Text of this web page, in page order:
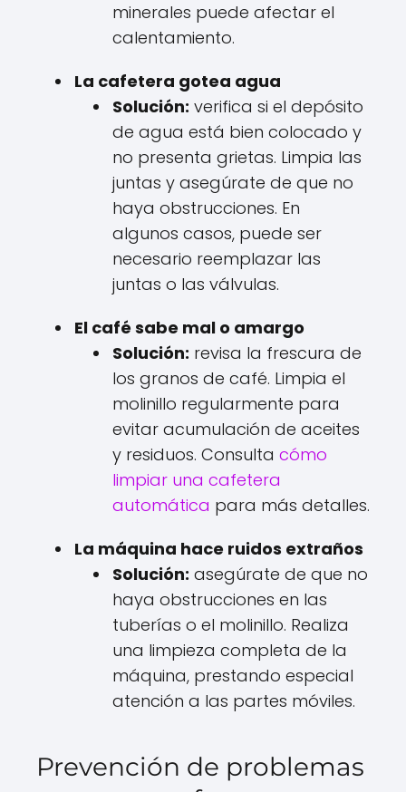
minerales puede afectar el
calentamiento.
La cafetera gotea agua
Solución: verifica si el depósito
de agua está bien colocado y
no presenta grietas. Limpia las
juntas y asegúrate de que no
haya obstrucciones. En
algunos casos, puede ser
necesario reemplazar las
juntas o las válvulas.
El café sabe mal o amargo
Solución: revisa la frescura de
los granos de café. Limpia el
molinillo regularmente para
evitar acumulación de aceites
y residuos. Consulta cómo
limpiar una cafetera
automática para más detalles.
La máquina hace ruidos extraños
Solución: asegúrate de que no
haya obstrucciones en las
tuberías o el molinillo. Realiza
una limpieza completa de la
máquina, prestando especial
atención a las partes móviles.
Prevención de problemas